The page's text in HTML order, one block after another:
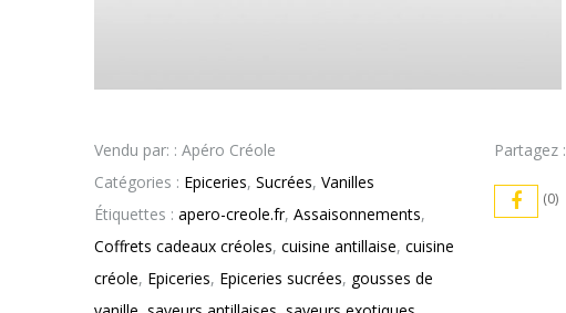
Vendu par: : Apéro Créole
Catégories : Epiceries, Sucrées, Vanilles
Étiquettes : apero-creole.fr, Assaisonnements,
Coffrets cadeaux créoles, cuisine antillaise, cuisine
créole, Epiceries, Epiceries sucrées, gousses de
Partagez :
(0)